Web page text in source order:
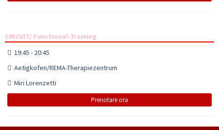
CIRCUIT/ Functional-Training
19:45 - 20:45
Aetigkofen/REMA-Therapiezentrum
Miri Lorenzetti
Prenotare ora